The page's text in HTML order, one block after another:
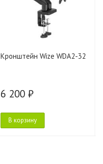
Кронштейн Wize WDA2-32
6 200 ₽
В корзину